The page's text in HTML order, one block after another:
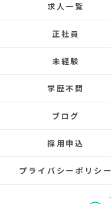
求人一覧
正社員
未経験
学歴不問
ブログ
採用申込
プライバシーポリシー